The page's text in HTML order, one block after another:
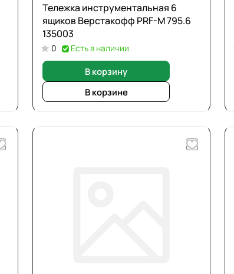
Тележка инструментальная 6
ящиков Верстакофф PRF-M 795.6
135003
0 Есть в наличии
В корзину
В корзине